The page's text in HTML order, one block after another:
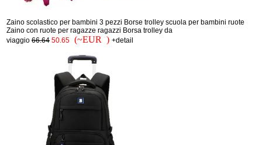
Zaino scolastico per bambini 3 pezzi Borse trolley scuola per bambini ruote
Zaino con ruote per ragazze ragazzi Borsa trolley da
viaggio 66.64 50.65 (~EUR ) +detail